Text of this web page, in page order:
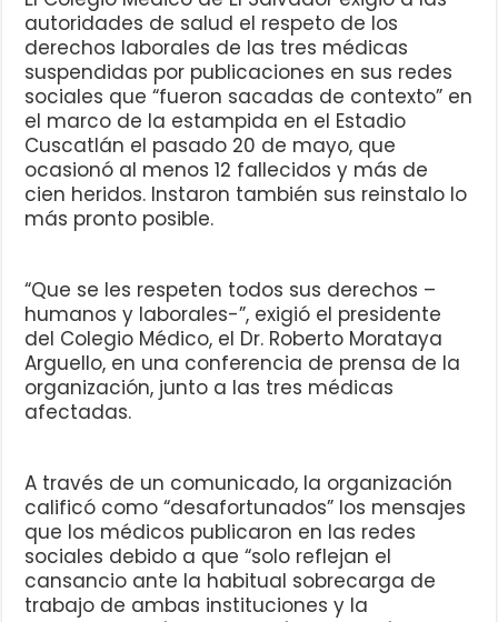
autoridades de salud el respeto de los
derechos laborales de las tres médicas
suspendidas por publicaciones en sus redes
sociales que “fueron sacadas de contexto” en
el marco de la estampida en el Estadio
Cuscatlán el pasado 20 de mayo, que
ocasionó al menos 12 fallecidos y más de
cien heridos. Instaron también sus reinstalo lo
más pronto posible.
“Que se les respeten todos sus derechos –
humanos y laborales-”, exigió el presidente
del Colegio Médico, el Dr. Roberto Morataya
Arguello, en una conferencia de prensa de la
organización, junto a las tres médicas
afectadas.
A través de un comunicado, la organización
calificó como “desafortunados” los mensajes
que los médicos publicaron en las redes
sociales debido a que “solo reflejan el
cansancio ante la habitual sobrecarga de
trabajo de ambas instituciones y la